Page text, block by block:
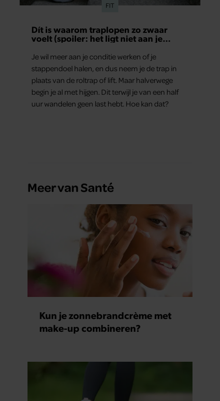
FIT
Dít is waarom traplopen zo zwaar
voelt (spoiler: het ligt niet aan je
Je wil meer aan je conditie werken of je
stappendoel halen, en dus neem je de trap in
plaats van de roltrap of lift. Maar halverwege
begin je al met hijgen. Dit terwijl je van een half
uur wandelen geen last hebt. Hoe kan dat?
Meer van Santé
Kun je zonnebrandcrème met
make-up combineren?